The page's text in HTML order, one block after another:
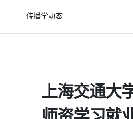
传播学动态
上海交通大